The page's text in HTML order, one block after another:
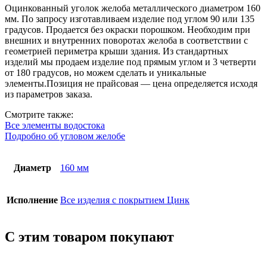
160
мм,
угол
90°/135°,
цинк
Оцинкованный уголок желоба металлического диаметром 160
мм. По запросу изготавливаем изделие под углом 90 или 135
градусов. Продается без окраски порошком. Необходим при
внешних и внутренних поворотах желоба в соответствии с
геометрией периметра крыши здания. Из стандартных
изделий мы продаем изделие под прямым углом и 3 четверти
от 180 градусов, но можем сделать и уникальные
элементы.Позиция не прайсовая — цена определяется исходя
из параметров заказа.
Смотрите также:
Все элементы водостока
Подробно об угловом желобе
Диаметр 160 мм
Исполнение Все изделия с покрытием Цинк
С этим товаром покупают